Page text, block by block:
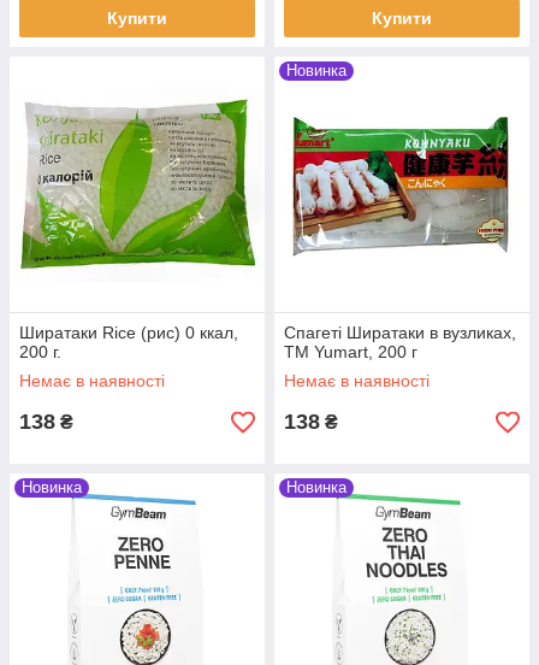
Купити Купити
Ширатаки Rice (рис) 0 ккал,
200 г.
Немає в наявності
138 ₴
Новинка
Спагеті Ширатаки в вузликах,
ТМ Yumart, 200 г
Немає в наявності
138 ₴
Новинка Новинка